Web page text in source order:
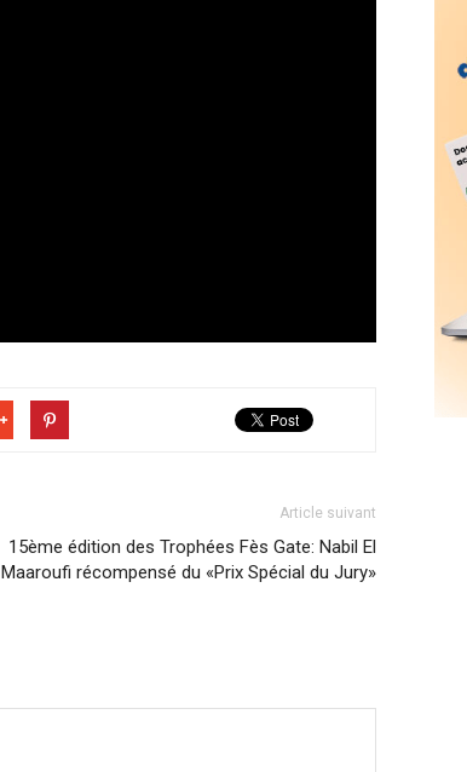
Article suivant
15ème édition des Trophées Fès Gate: Nabil El
Maaroufi récompensé du «Prix Spécial du Jury»